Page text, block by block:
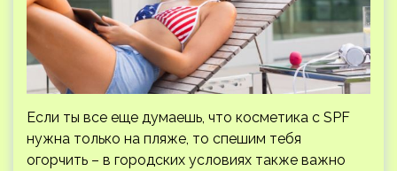
Если ты все еще думаешь, что косметика с SPF
нужна только на пляже, то спешим тебя
огорчить – в городских условиях также важно